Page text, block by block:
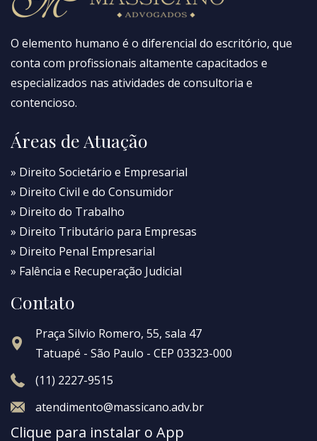
O elemento humano é o diferencial do escritório, que
conta com profissionais altamente capacitados e
especializados nas atividades de consultoria e
contencioso.
Áreas de Atuação
» Direito Societário e Empresarial
» Direito Civil e do Consumidor
» Direito do Trabalho
» Direito Tributário para Empresas
» Direito Penal Empresarial
» Falência e Recuperação Judicial
Contato
Praça Silvio Romero, 55, sala 47
Tatuapé - São Paulo - CEP 03323-000
(11) 2227-9515
atendimento@massicano.adv.br
Clique para instalar o App